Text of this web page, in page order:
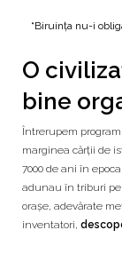
“Biruința nu-i
O
bine
Întrerupem
marginea cărții de
7000 de ani în
adunau în triburi pe
orașe, adevărate
inventatori,